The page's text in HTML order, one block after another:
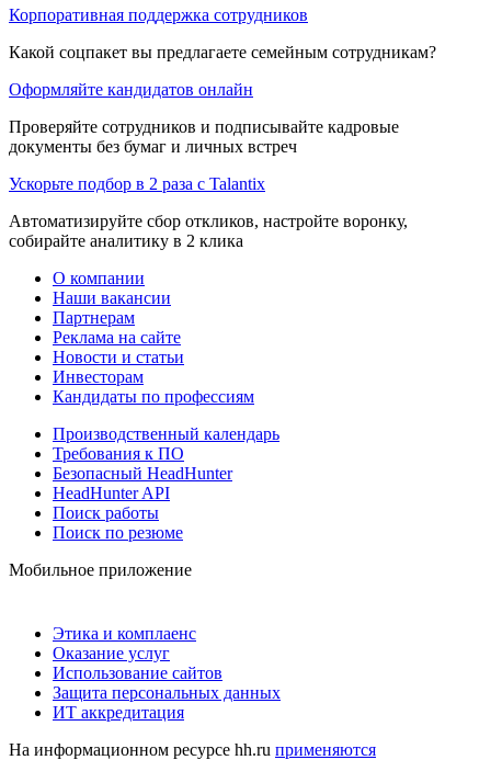
Корпоративная поддержка сотрудников
Какой соцпакет вы предлагаете семейным сотрудникам?
Оформляйте кандидатов онлайн
Проверяйте сотрудников и подписывайте кадровые
документы без бумаг и личных встреч
Ускорьте подбор в 2 раза с Talantix
Автоматизируйте сбор откликов, настройте воронку,
собирайте аналитику в 2 клика
О компании
Наши вакансии
Партнерам
Реклама на сайте
Новости и статьи
Инвесторам
Кандидаты по профессиям
Производственный календарь
Требования к ПО
Безопасный HeadHunter
HeadHunter API
Поиск работы
Поиск по резюме
Мобильное приложение
Этика и комплаенс
Оказание услуг
Использование сайтов
Защита персональных данных
ИТ аккредитация
На информационном ресурсе hh.ru применяются